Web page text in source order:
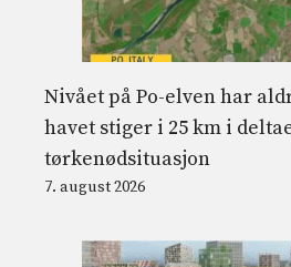
Nivået på Po-elven har
havet stiger i 25 km i
tørkenødsituasjon
7. august 2026